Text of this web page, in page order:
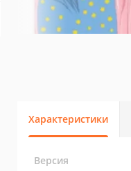
Характеристики
Версия